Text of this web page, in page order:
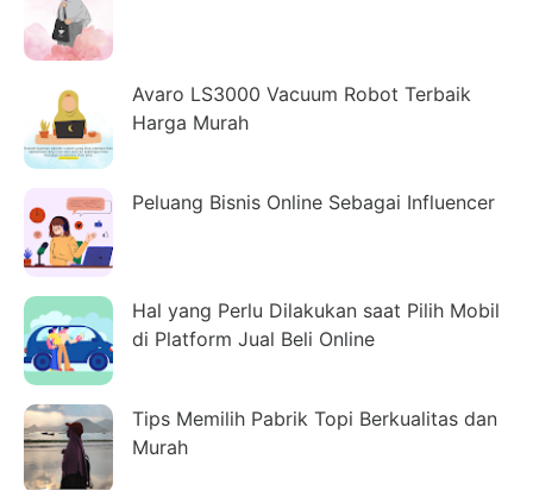
Avaro LS3000 Vacuum Robot Terbaik
Harga Murah
Peluang Bisnis Online Sebagai Influencer
Hal yang Perlu Dilakukan saat Pilih Mobil
di Platform Jual Beli Online
Tips Memilih Pabrik Topi Berkualitas dan
Murah